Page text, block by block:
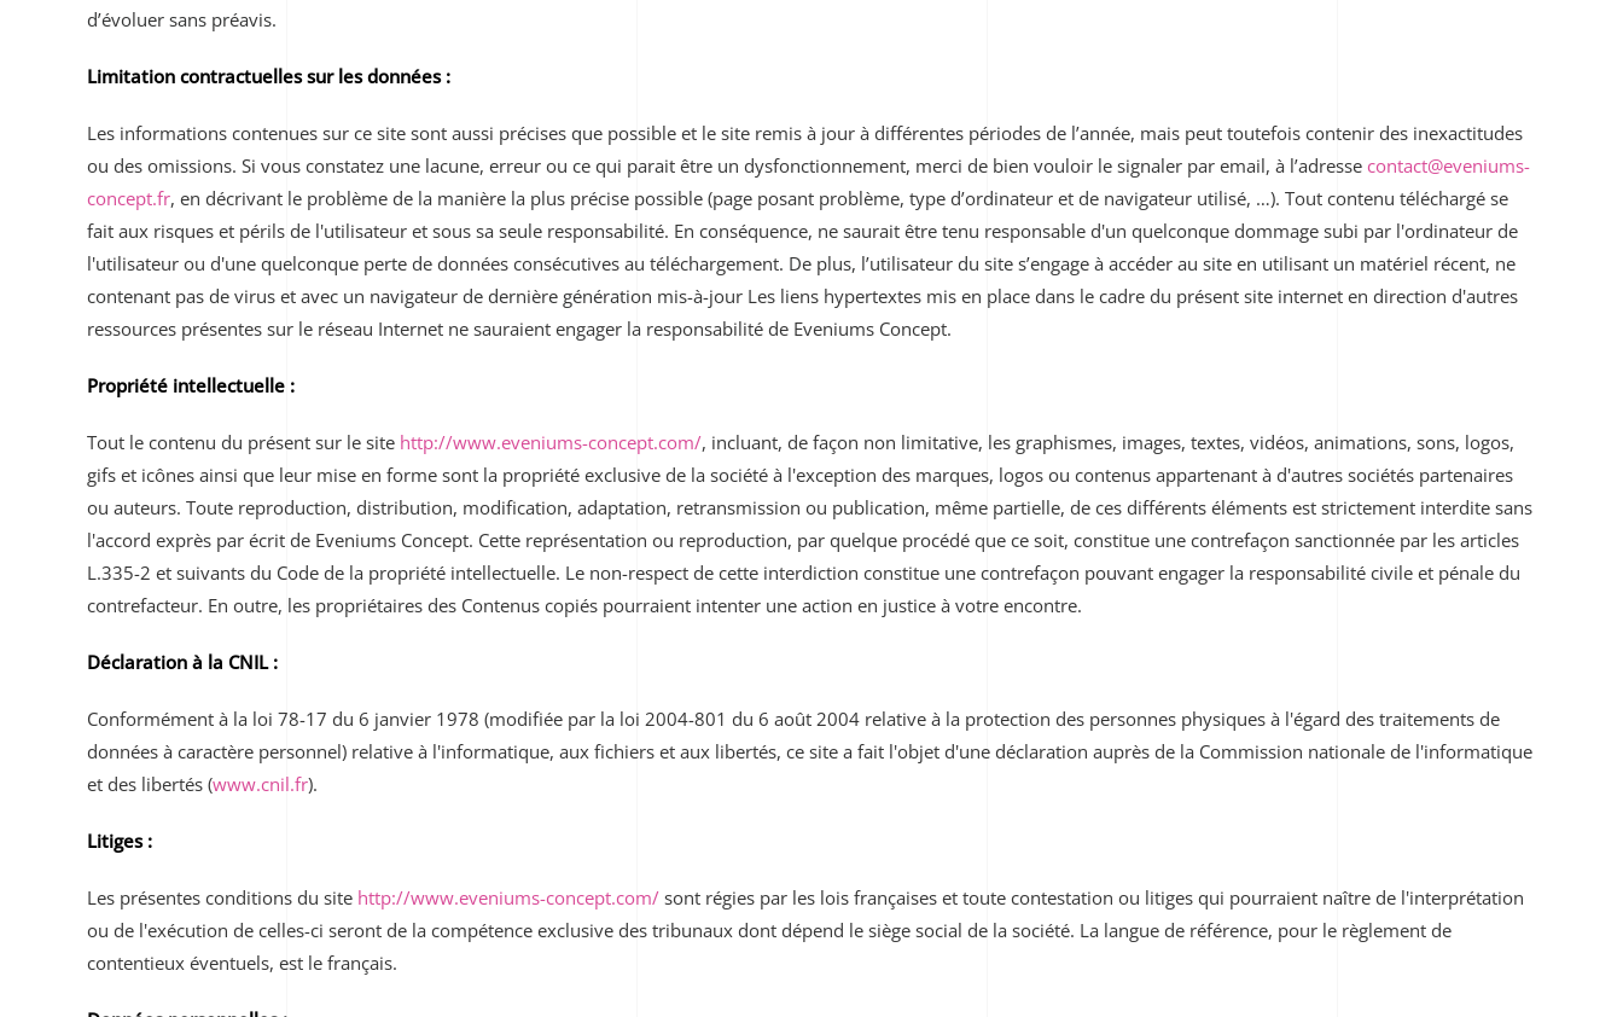
d’évoluer sans préavis.
Limitation contractuelles sur les données :
Les informations contenues sur ce site sont aussi précises que possible et le site remis à jour à différentes périodes de l’année, mais peut toutefois contenir des inexactitudes
ou des omissions. Si vous constatez une lacune, erreur ou ce qui parait être un dysfonctionnement, merci de bien vouloir le signaler par email, à l’adresse contact@eveniums-
concept.fr, en décrivant le problème de la manière la plus précise possible (page posant problème, type d’ordinateur et de navigateur utilisé, …). Tout contenu téléchargé se
fait aux risques et périls de l'utilisateur et sous sa seule responsabilité. En conséquence, ne saurait être tenu responsable d'un quelconque dommage subi par l'ordinateur de
l'utilisateur ou d'une quelconque perte de données consécutives au téléchargement. De plus, l’utilisateur du site s’engage à accéder au site en utilisant un matériel récent, ne
contenant pas de virus et avec un navigateur de dernière génération mis-à-jour Les liens hypertextes mis en place dans le cadre du présent site internet en direction d'autres
ressources présentes sur le réseau Internet ne sauraient engager la responsabilité de Eveniums Concept.
Propriété intellectuelle :
Tout le contenu du présent sur le site http://www.eveniums-concept.com/, incluant, de façon non limitative, les graphismes, images, textes, vidéos, animations, sons, logos,
gifs et icônes ainsi que leur mise en forme sont la propriété exclusive de la société à l'exception des marques, logos ou contenus appartenant à d'autres sociétés partenaires
ou auteurs. Toute reproduction, distribution, modification, adaptation, retransmission ou publication, même partielle, de ces différents éléments est strictement interdite sans
l'accord exprès par écrit de Eveniums Concept. Cette représentation ou reproduction, par quelque procédé que ce soit, constitue une contrefaçon sanctionnée par les articles
L.335-2 et suivants du Code de la propriété intellectuelle. Le non-respect de cette interdiction constitue une contrefaçon pouvant engager la responsabilité civile et pénale du
contrefacteur. En outre, les propriétaires des Contenus copiés pourraient intenter une action en justice à votre encontre.
Déclaration à la CNIL :
Conformément à la loi 78-17 du 6 janvier 1978 (modifiée par la loi 2004-801 du 6 août 2004 relative à la protection des personnes physiques à l'égard des traitements de
données à caractère personnel) relative à l'informatique, aux fichiers et aux libertés, ce site a fait l'objet d'une déclaration auprès de la Commission nationale de l'informatique
et des libertés (www.cnil.fr).
Litiges :
Les présentes conditions du site http://www.eveniums-concept.com/ sont régies par les lois françaises et toute contestation ou litiges qui pourraient naître de l'interprétation
ou de l'exécution de celles-ci seront de la compétence exclusive des tribunaux dont dépend le siège social de la société. La langue de référence, pour le règlement de
contentieux éventuels, est le français.